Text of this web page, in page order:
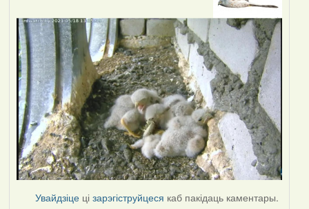
Увайдзіце цізарэгіструйцеся каб пакідаць каментары.